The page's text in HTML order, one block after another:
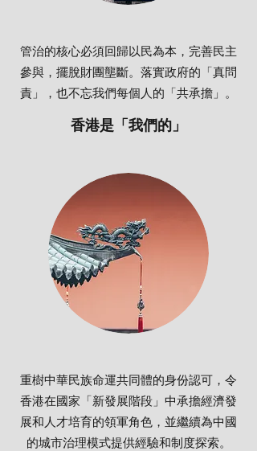
管治的核心必須回歸以民為本，完善民主
參與，擺脫財團壟斷。落實政府的「真問
責」，也不忘我們每個人的「共承擔」。
香港是「我們的」
重樹中華民族命運共同體的身份認可，令
香港在國家「新發展階段」中承擔經濟發
展和人才培育的領軍角色，並繼續為中國
的城市治理模式提供經驗和制度探索。